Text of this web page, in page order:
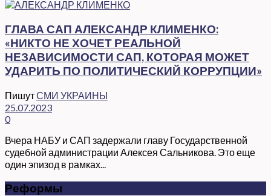
ГЛАВА САП АЛЕКСАНДР КЛИМЕНКО:
«НИКТО НЕ ХОЧЕТ РЕАЛЬНОЙ
НЕЗАВИСИМОСТИ САП, КОТОРАЯ МОЖЕТ
УДАРИТЬ ПО ПОЛИТИЧЕСКИЙ КОРРУПЦИИ»
ПишутСМИ УКРАИНЫ
25.07.2023
0
Вчера НАБУ и САП задержали главу Государственной
судебной администрации Алексея Сальникова. Это еще
один эпизод в рамках...
Реформы